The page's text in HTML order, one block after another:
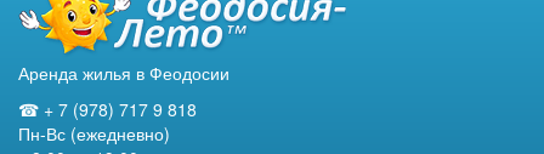
Аренда жилья в Феодосии
☎ + 7 (978) 717 9 818
Пн-Вс (ежедневно)